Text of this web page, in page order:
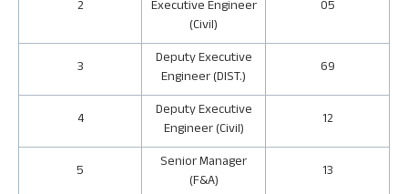
2
Executive Engineer
(Civil)
05
3
Deputy Executive
Engineer (DIST.)
69
4
Deputy Executive
Engineer (Civil)
12
5
Senior Manager
(F&A)
13